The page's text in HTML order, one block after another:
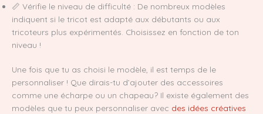
📏 Vérifie le niveau de difficulté : De nombreux modèles
indiquent si le tricot est adapté aux débutants ou aux
tricoteurs plus expérimentés. Choisissez en fonction de ton
niveau !
Une fois que tu as choisi le modèle, il est temps de le
personnaliser ! Que dirais-tu d’ajouter des accessoires
comme une écharpe ou un chapeau? Il existe également des
modèles que tu peux personnaliser avec des idées créatives